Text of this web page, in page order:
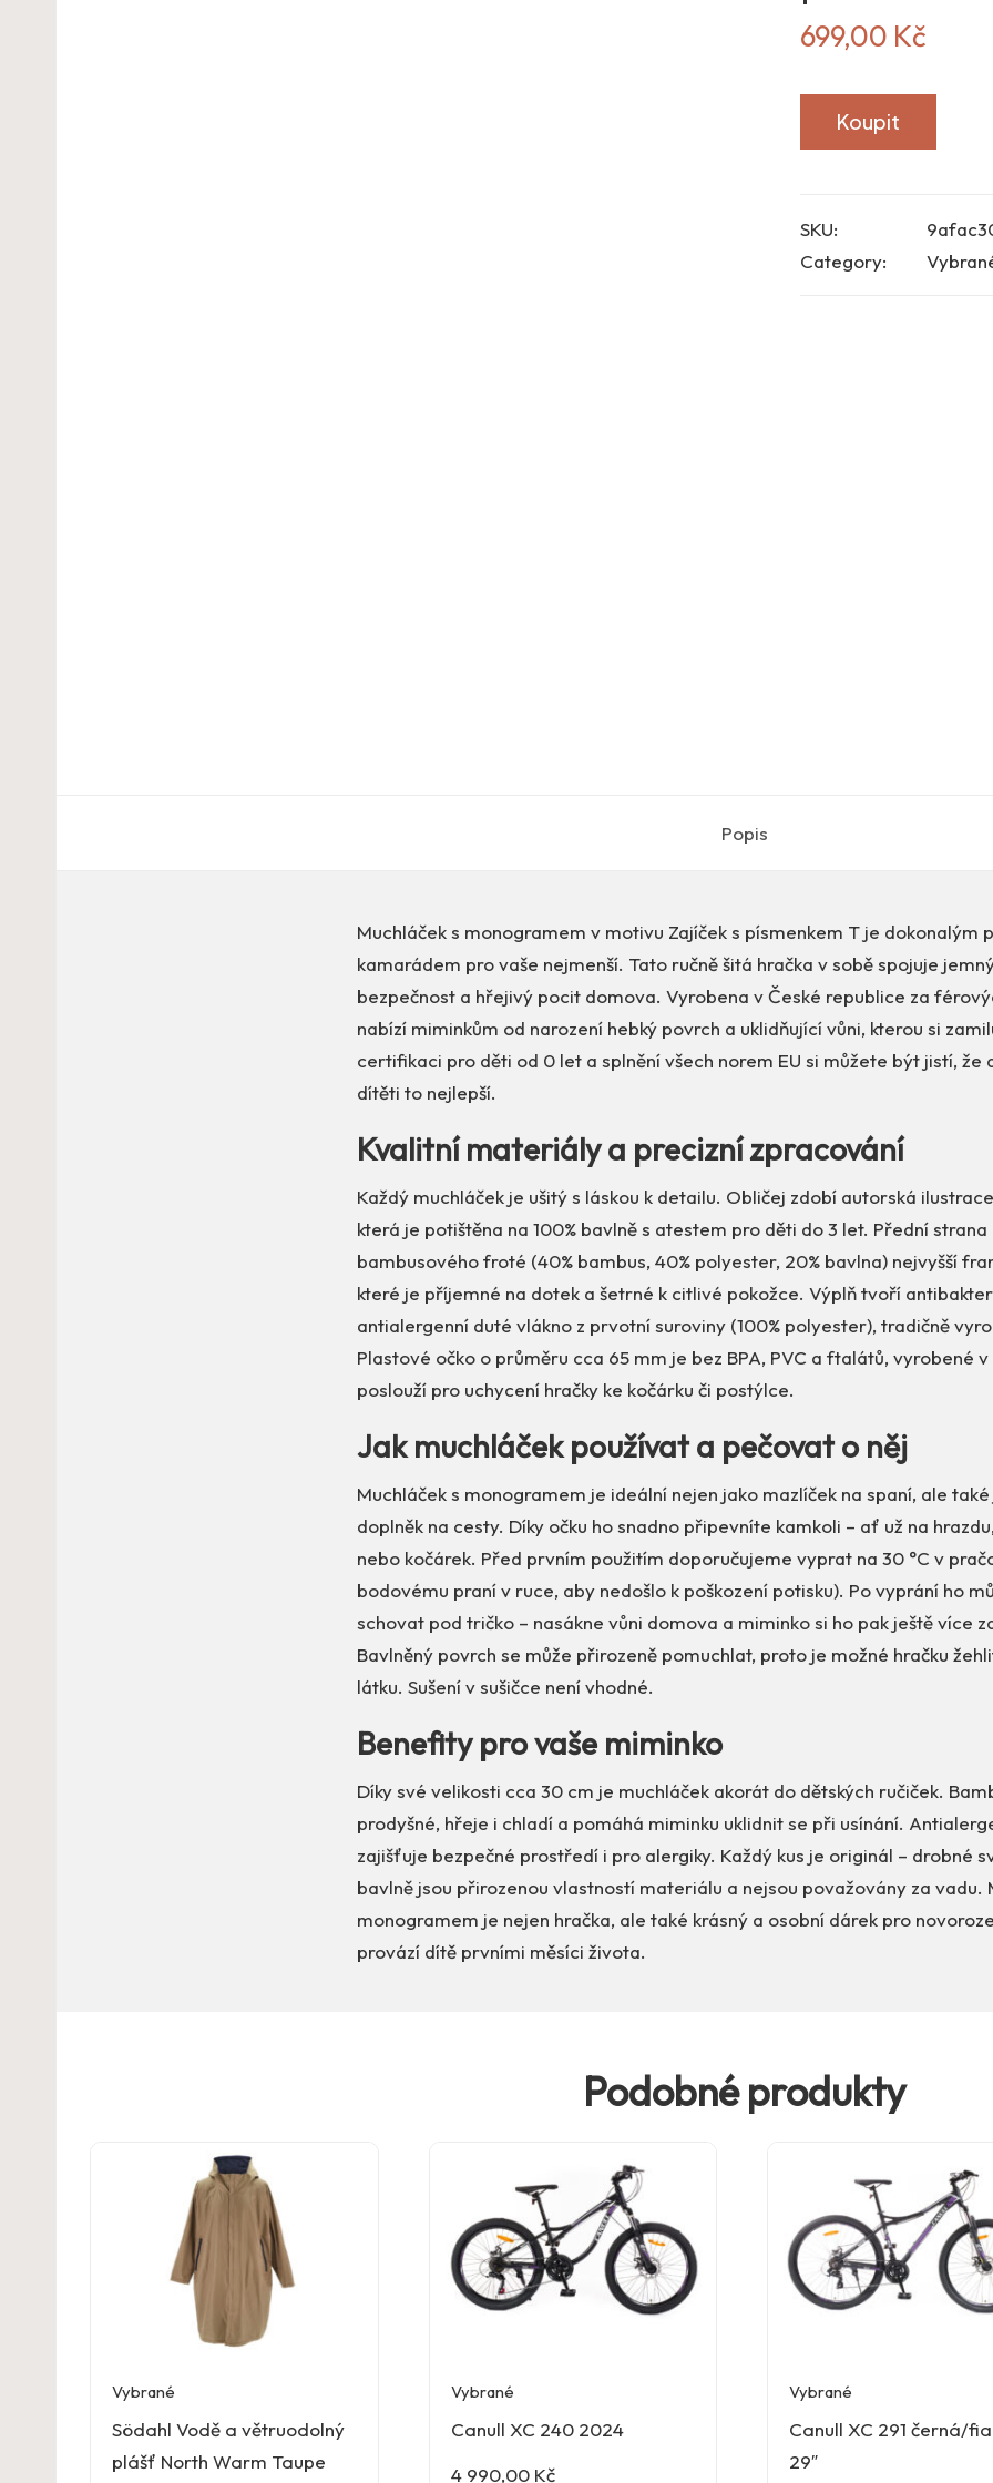
699,00 Kč
Koupit
SKU:
Category:
Popis
Muchláček s monogramem v motivu Zajíček s písmenkem T je dokonalým
kamarádem pro vaše nejmenší. Tato ručně šitá hračka v sobě spojuje
bezpečnost a hřejivý pocit domova. Vyrobena v České republice za
nabízí miminkům od narození hebký povrch a uklidňující vůni, kterou si
certifikaci pro děti od 0 let a splnění všech norem EU si můžete být jistí, že
dítěti to nejlepší.
Kvalitní materiály a precizní zpracování
Každý muchláček je ušitý s láskou k detailu. Obličej zdobí autorská
která je potištěna na 100% bavlně s atestem pro děti do 3 let. Přední strana
bambusového froté (40% bambus, 40% polyester, 20% bavlna) nejvyšší
které je příjemné na dotek a šetrné k citlivé pokožce. Výplň tvoří
antialergenní duté vlákno z prvotní suroviny (100% polyester), tradičně
Plastové očko o průměru cca 65 mm je bez BPA, PVC a ftalátů, vyrobené v
poslouží pro uchycení hračky ke kočárku či postýlce.
Jak muchláček používat a pečovat o něj
Muchláček s monogramem je ideální nejen jako mazlíček na spaní, ale
doplněk na cesty. Díky očku ho snadno připevníte kamkoli – ať už na
nebo kočárek. Před prvním použitím doporučujeme vyprat na 30 °C v
bodovému praní v ruce, aby nedošlo k poškození potisku). Po vyprání ho
schovat pod tričko – nasákne vůni domova a miminko si ho pak ještě více
Bavlněný povrch se může přirozeně pomuchlat, proto je možné hračku
látku. Sušení v sušičce není vhodné.
Benefity pro vaše miminko
Díky své velikosti cca 30 cm je muchláček akorát do dětských ručiček.
prodyšné, hřeje i chladí a pomáhá miminku uklidnit se při usínání.
zajišťuje bezpečné prostředí i pro alergiky. Každý kus je originál – drobné
bavlně jsou přirozenou vlastností materiálu a nejsou považovány za vadu.
monogramem je nejen hračka, ale také krásný a osobní dárek pro
provází dítě prvními měsíci života.
Podobné produkty
Vybrané
Södahl Vodě a větruodolný
plášť North Warm Taupe
Vybrané
Canull XC 240 2024
4 990,00 Kč
Vybrané
Canull XC 291 černá/
29″